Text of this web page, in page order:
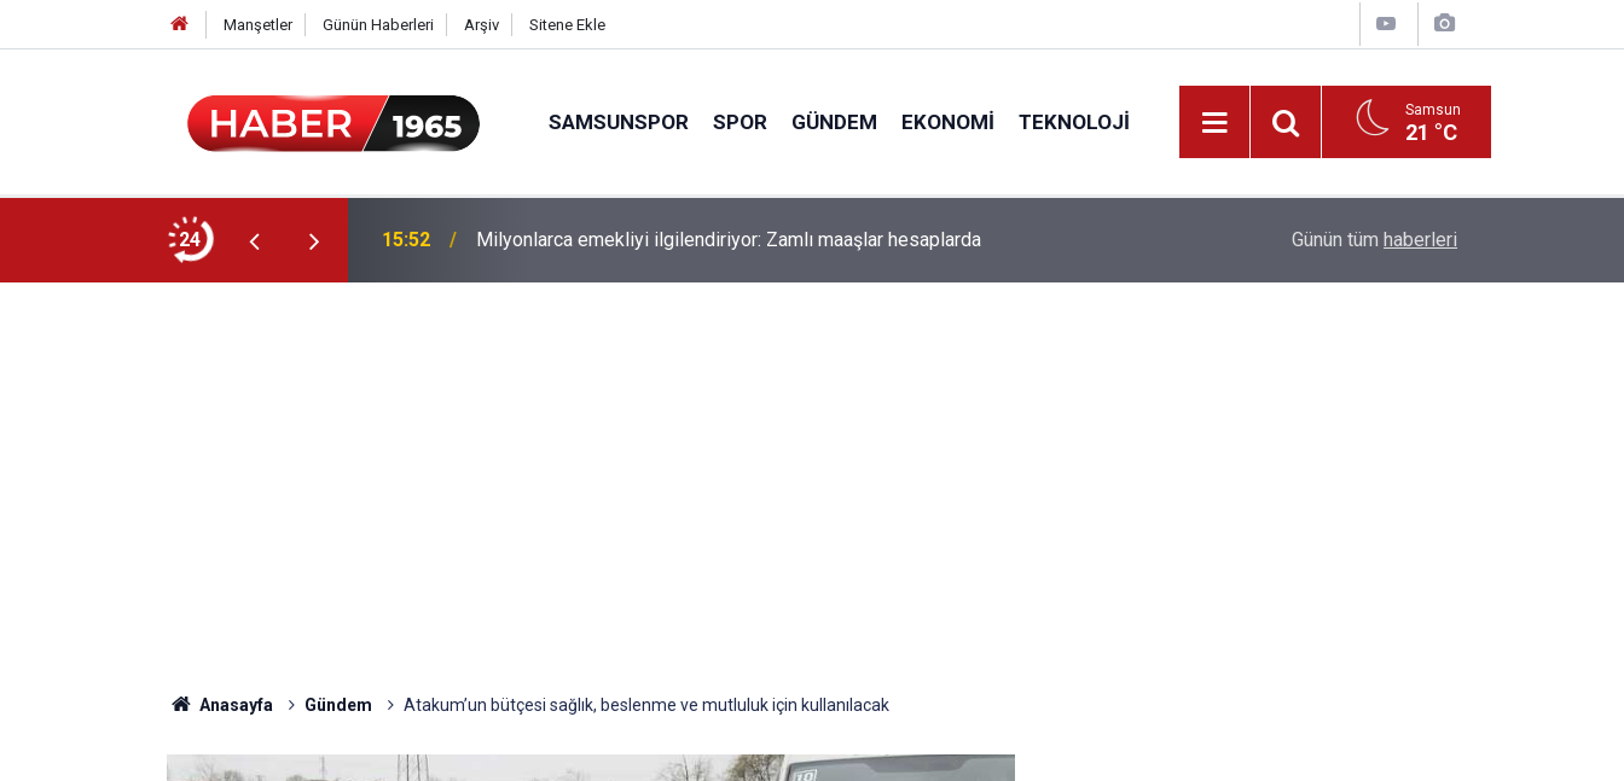
Manşetler Günün Haberleri Arşiv Sitene Ekle
SAMSUNSPOR SPOR GÜNDEM EKONOMI TEKNOLOJI Samsun
21 °C
24 15:52 Milyonlarca emekliyi ilgilendiriyor: Zamlı maaşlar hesaplarda Fahiş fiyatlar nedeniyle işletmelere 101 milyon
Günün tüm haberleri
Anasayfa Gündem Atakum’un bütçesi sağlık, beslenme ve mutluluk için kullanılacak